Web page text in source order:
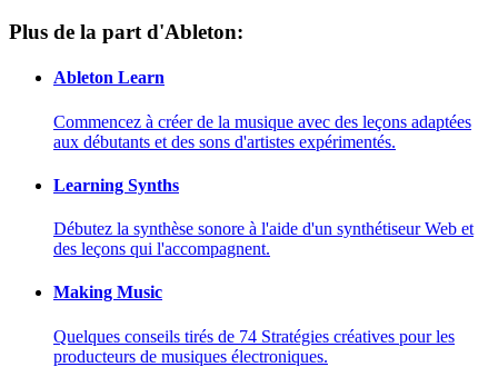
Plus de la part d'Ableton:
Ableton Learn
Commencez à créer de la musique avec des leçons adaptées
aux débutants et des sons d'artistes expérimentés.
Learning Synths
Débutez la synthèse sonore à l'aide d'un synthétiseur Web et
des leçons qui l'accompagnent.
Making Music
Quelques conseils tirés de 74 Stratégies créatives pour les
producteurs de musiques électroniques.